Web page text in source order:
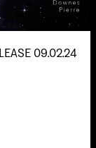
09.02.24